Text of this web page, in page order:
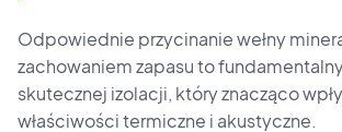
Odpowiednie przycinanie wełny
zachowaniem zapasu to
skutecznej izolacji, który znacząco
właściwości termiczne i akustyczne.